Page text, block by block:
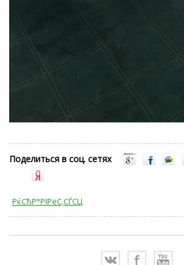
Поделиться в соц. сетях
РќСЂР°РІРёС‚СЃСЏ